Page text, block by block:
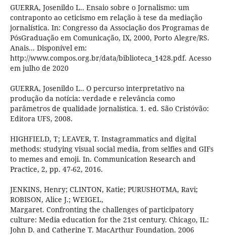
GUERRA, Josenildo L.. Ensaio sobre o Jornalismo: um
contraponto ao ceticismo em relação à tese da mediação
jornalística. In: Congresso da Associação dos Programas de
PósGraduação em Comunicação, IX, 2000, Porto Alegre/RS.
Anais... Disponível em:
http://www.compos.org.br/data/biblioteca_1428.pdf. Acesso
em julho de 2020
GUERRA, Josenildo L.. O percurso interpretativo na
produção da notícia: verdade e relevância como
parâmetros de qualidade jornalística. 1. ed. São Cristóvão:
Editora UFS, 2008.
HIGHFIELD, T; LEAVER, T. Instagrammatics and digital
methods: studying visual social media, from selfies and GIFs
to memes and emoji. In. Communication Research and
Practice, 2, pp. 47-62, 2016.
JENKINS, Henry; CLINTON, Katie; PURUSHOTMA, Ravi;
ROBISON, Alice J.; WEIGEL,
Margaret. Confronting the challenges of participatory
culture: Media education for the 21st century. Chicago, IL:
John D. and Catherine T. MacArthur Foundation. 2006